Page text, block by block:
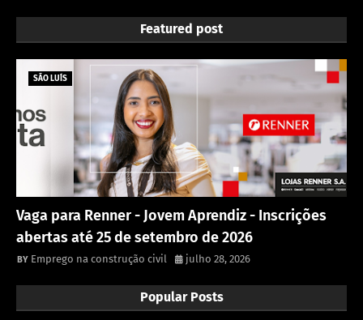
Featured post
SÃO LUÍS
Vaga para Renner - Jovem Aprendiz - Inscrições
abertas até 25 de setembro de 2026
Emprego na construção civil julho 28, 2026
Popular Posts